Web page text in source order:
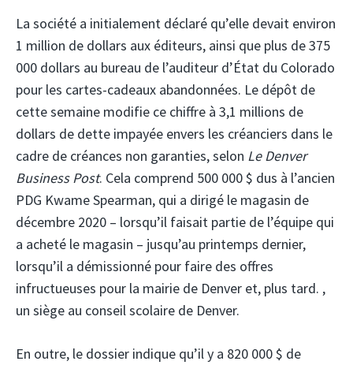
La société a initialement déclaré qu’elle devait environ
1 million de dollars aux éditeurs, ainsi que plus de 375
000 dollars au bureau de l’auditeur d’État du Colorado
pour les cartes-cadeaux abandonnées. Le dépôt de
cette semaine modifie ce chiffre à 3,1 millions de
dollars de dette impayée envers les créanciers dans le
cadre de créances non garanties, selon Le Denver
Business Post. Cela comprend 500 000 $ dus à l’ancien
PDG Kwame Spearman, qui a dirigé le magasin de
décembre 2020 – lorsqu’il faisait partie de l’équipe qui
a acheté le magasin – jusqu’au printemps dernier,
lorsqu’il a démissionné pour faire des offres
infructueuses pour la mairie de Denver et, plus tard. ,
un siège au conseil scolaire de Denver.
En outre, le dossier indique qu’il y a 820 000 $ de